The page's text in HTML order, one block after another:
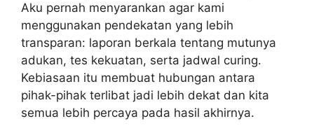
Aku pernah menyarankan agar kami
menggunakan pendekatan yang lebih
transparan: laporan berkala tentang mutunya
adukan, tes kekuatan, serta jadwal curing.
Kebiasaan itu membuat hubungan antara
pihak-pihak terlibat jadi lebih dekat dan kita
semua lebih percaya pada hasil akhirnya.